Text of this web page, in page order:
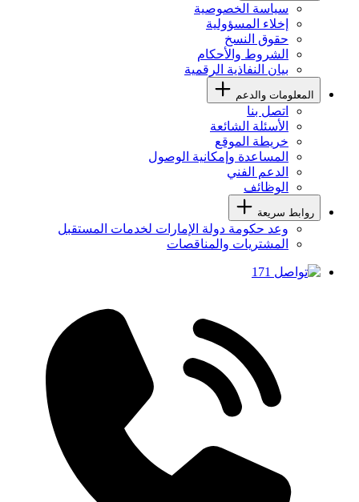
سياسة الخصوصية
إخلاء المسؤولية
حقوق النسخ
الشروط والأحكام
بيان النفاذية الرقمية
المعلومات والدعم
اتصل بنا
الأسئلة الشائعة
خريطة الموقع
المساعدة وإمكانية الوصول
الدعم الفني
الوظائف
روابط سريعة
وعد حكومة دولة الإمارات لخدمات المستقبل
المشتريات والمناقصات